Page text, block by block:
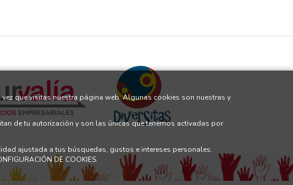
que visitas nuestra página web. Algunas cookies son nuestras y
de tu autorización y son las únicas que tenemos activadas por
ajustada a tus búsquedas, gustos e intereses personales.
DE COOKIES.